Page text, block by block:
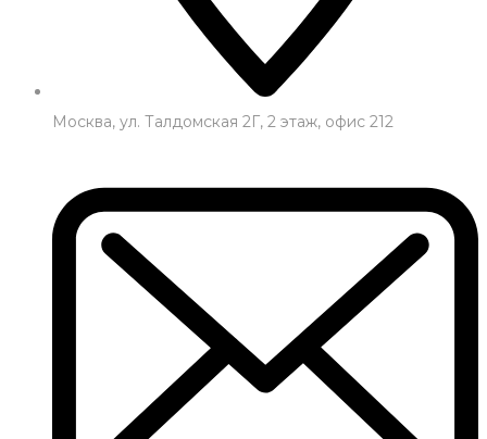
Москва, ул. Талдомская 2Г, 2 этаж, офис 212